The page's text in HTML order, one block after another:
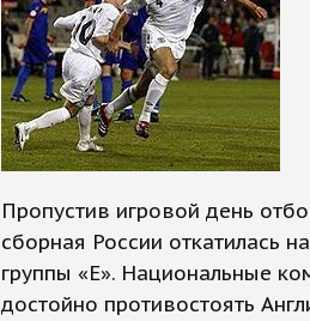
Пропустив игровой день
сборная России откатилась
группы «Е». Национальные
достойно противостоять